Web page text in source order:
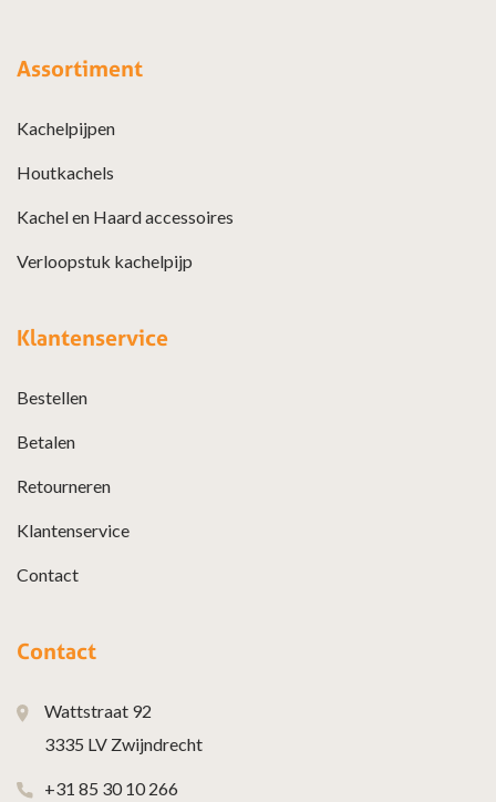
Assortiment
Kachelpijpen
Houtkachels
Kachel en Haard accessoires
Verloopstuk kachelpijp
Klantenservice
Bestellen
Betalen
Retourneren
Klantenservice
Contact
Contact
Wattstraat 92
3335 LV Zwijndrecht
+31 85 30 10 266